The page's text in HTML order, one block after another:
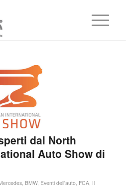
dal North
Auto Show di
, BMW, Eventi dell'auto, FCA, Il